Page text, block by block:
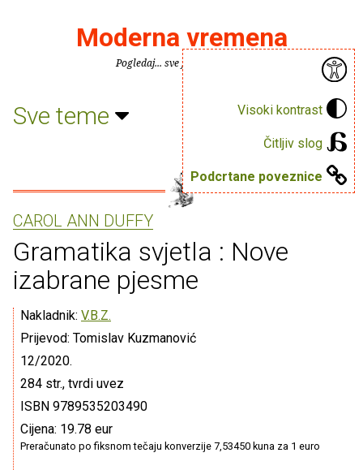
Visoki kontrast
Čitljiv slog
Podcrtane poveznice
Moderna vremena
Pogledaj... sve je puno knjiga.
Sve teme
CAROL ANN DUFFY
Gramatika svjetla : Nove
izabrane pjesme
Nakladnik: V.B.Z.
Prijevod: Tomislav Kuzmanović
12/2020.
284 str., tvrdi uvez
ISBN 9789535203490
Cijena: 19.78 eur
Preračunato po fiksnom tečaju konverzije 7,53450 kuna za 1 euro